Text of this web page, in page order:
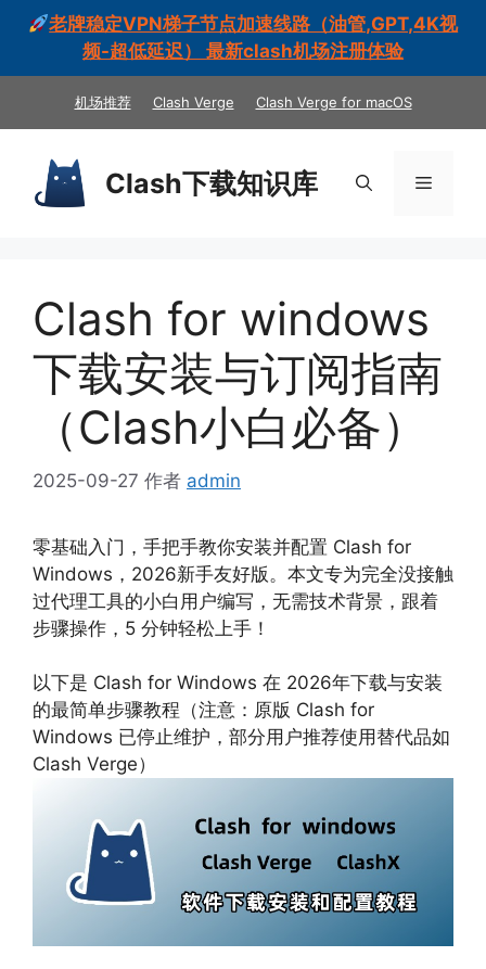
老牌稳定VPN梯子节点加速线路（油管,GPT,4K视
频-超低延迟） 最新clash机场注册体验
机场推荐 Clash Verge Clash Verge for macOS
Clash下载知识库 菜
Clash for windows
下载安装与订阅指南
（Clash小白必备）
2025-09-27 作者 admin
零基础入门，手把手教你安装并配置 Clash for
Windows，2026新手友好版。本文专为完全没接触
过代理工具的小白用户编写，无需技术背景，跟着
步骤操作，5 分钟轻松上手！
以下是 Clash for Windows 在 2026年下载与安装
的最简单步骤教程（注意：原版 Clash for
Windows 已停止维护，部分用户推荐使用替代品如
Clash Verge）